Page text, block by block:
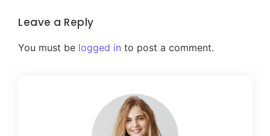
Leave a Reply
You must be logged in to post a comment.